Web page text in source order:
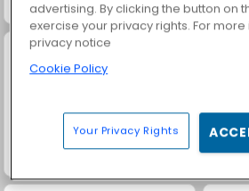
Jewel Garden Story
advertising. By clicking the button on
exercise your privacy rights. For
privacy notice
Cookie Policy
Your Privacy Rights